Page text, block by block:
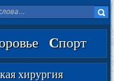
Спорт
хирургия